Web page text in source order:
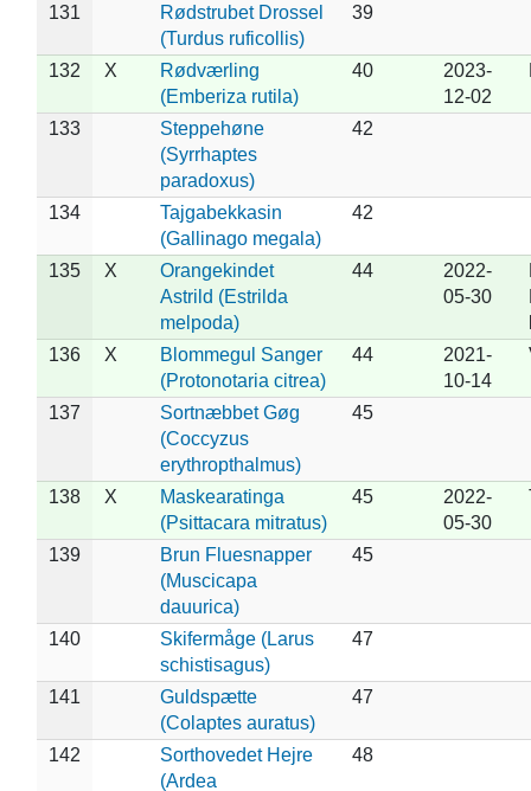
131
Rødstrubet Drossel
(Turdus ruficollis)
39
132 X
Rødværling
(Emberiza rutila)
40
2023-
12-02
133
Steppehøne
(Syrrhaptes
paradoxus)
42
134
Tajgabekkasin
(Gallinago megala)
42
135 X
Orangekindet
Astrild (Estrilda
melpoda)
44
2022-
05-30
136
X
Blommegul Sanger
(Protonotaria citrea)
44
2021-
10-14
137
Sortnæbbet Gøg
(Coccyzus
erythropthalmus)
45
138 X
Maskearatinga
(Psittacara mitratus)
45
2022-
05-30
139
Brun Fluesnapper
(Muscicapa
dauurica)
45
140
Skifermåge (Larus
schistisagus)
47
141
Guldspætte
(Colaptes auratus)
47
142
Sorthovedet Hejre
(Ardea
48